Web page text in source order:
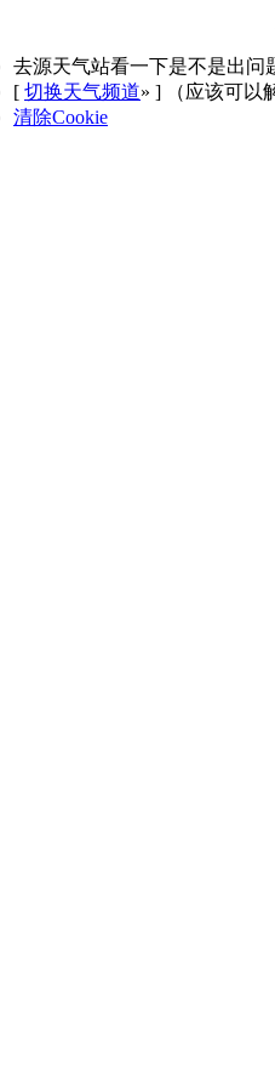
去源天气站看一下是不是出问
[ 切换天气频道» ] （应该可以
清除Cookie